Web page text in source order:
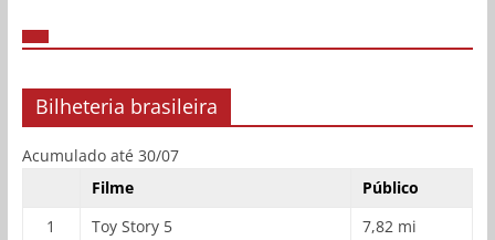
Bilheteria brasileira
Acumulado até 30/07
Filme
Público
1
Toy Story 5
7,82 mi